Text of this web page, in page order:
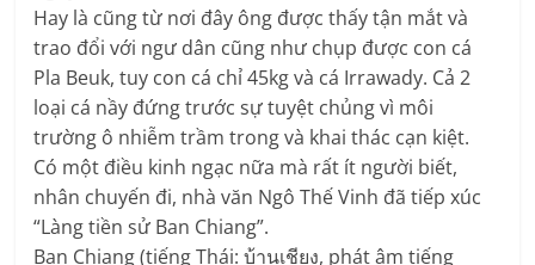
Hay là cũng từ nơi đây ông được thấy tận mắt và
trao đổi với ngư dân cũng như chụp được con cá
Pla Beuk, tuy con cá chỉ 45kg và cá Irrawady. Cả 2
loại cá nầy đứng trước sự tuyệt chủng vì môi
trường ô nhiễm trầm trong và khai thác cạn kiệt.
Có một điều kinh ngạc nữa mà rất ít người biết,
nhân chuyến đi, nhà văn Ngô Thế Vinh đã tiếp xúc
“Làng tiền sử Ban Chiang”.
Ban Chiang (tiếng Thái: บ้านเชียง, phát âm tiếng